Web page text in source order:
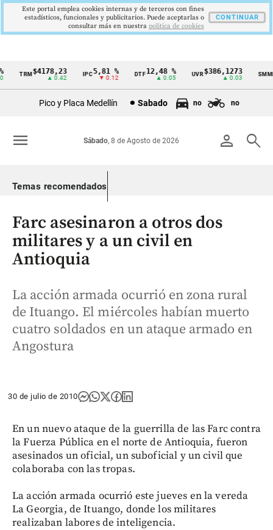
Cintillo
Colombia
TRM$4178,23
▲ 0.42
IPC5,81 %
▼ 0.12
DTF12,48 %
▲ 0.05
UVR$386,1273
▲ 0.03
SMMLV
Pico y Placa Medellín Sabado no no
person search
Sábado, 8 de Agosto de 2026
menu
Temas recomendados
Farc asesinaron a otros dos
militares y a un civil en
Antioquia
La acción armada ocurrió en zona rural
de Ituango. El miércoles habían muerto
cuatro soldados en un ataque armado en
Angostura
30 de julio de 2010
En un nuevo ataque de la guerrilla de las Farc contra
la Fuerza Pública en el norte de Antioquia, fueron
asesinados un oficial, un suboficial y un civil que
colaboraba con las tropas.
La acción armada ocurrió este jueves en la vereda
La Georgia, de Ituango, donde los militares
realizaban labores de inteligencia.
Este portal emplea cookies internas y de terceros con fines
estadísticos, funcionales y publicitarios. Puede aceptarlas o
consultar más en nuestra politica de cookies
CONTINUAR